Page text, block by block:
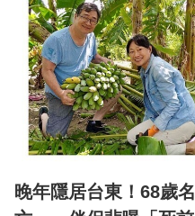
晚年隱居台東！68歲